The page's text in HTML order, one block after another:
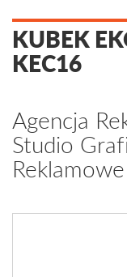
KUBEK
KEC16
Agencja
Studio
Reklamowe